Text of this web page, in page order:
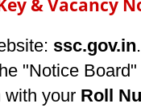
& Vacancy
ssc.gov.in.
"Notice
with your Roll